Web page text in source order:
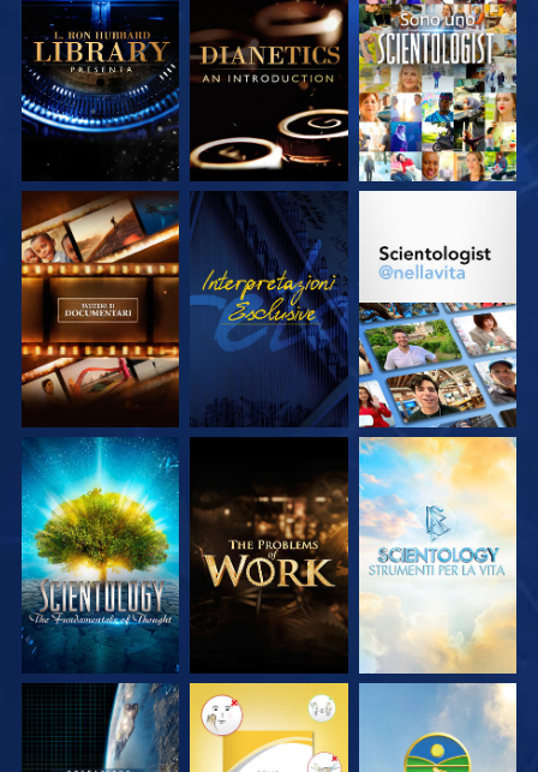
ESPLORA LE
SERIE
ESPLORA LE
SERIE
GUARDA
ESPLORA LE
SERIE
GUARDA
ESPLORA LE
ESPLORA LE
SERIE
ESPLORA LE
SERIE
ESPLORA LE
SERIE
GUARDA GUARDA GUARDA